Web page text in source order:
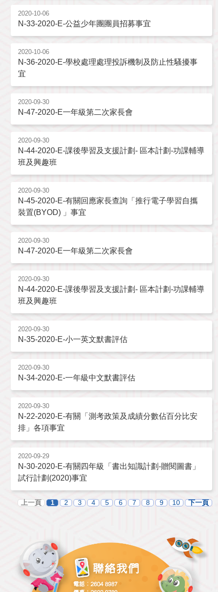
2020-10-06
N-33-2020-E-公益少年團團員招募事宜
2020-10-06
N-36-2020-E-學校處理處理投訴機制及防止性騷擾事
宜
2020-09-30
N-47-2020-E一年級第二次家長會
2020-09-30
N-44-2020-E-課後學習及支援計劃- 區本計劃-功課輔導
班及興趣班
2020-09-30
N-45-2020-E-有關回應家長查詢「推行電子學習自攜
裝置(BYOD) 」事宜
2020-09-30
N-47-2020-E一年級第二次家長會
2020-09-30
N-44-2020-E-課後學習及支援計劃- 區本計劃-功課輔導
班及興趣班
2020-09-30
N-35-2020-E-小一英文默書評估
2020-09-30
N-34-2020-E-一年級中文默書評估
2020-09-30
N-22-2020-E-有關「測考政策及成績分數佔百分比安
排」各項事宜
2020-09-29
N-30-2020-E-有關四年級「書出知識計劃-贈閱圖書」
試行計劃(2020)事宜
上一頁 1 2 3 4 5 6 7 8 9 10 下一頁